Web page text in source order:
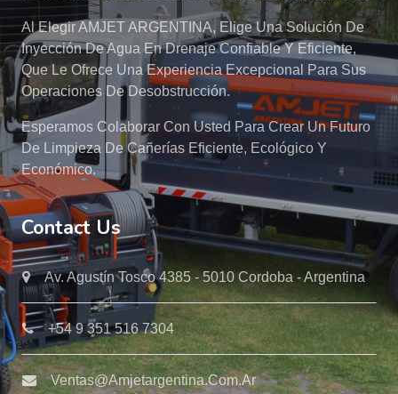
Al Elegir AMJET ARGENTINA, Elige Una Solución De
Inyección De Agua En Drenaje Confiable Y Eficiente,
Que Le Ofrece Una Experiencia Excepcional Para Sus
Operaciones De Desobstrucción.
Esperamos Colaborar Con Usted Para Crear Un Futuro
De Limpieza De Cañerías Eficiente, Ecológico Y
Económico.
Contact Us
Av. Agustín Tosco 4385 - 5010 Cordoba - Argentina
+54 9 351 516 7304
Ventas@amjetargentina.com.ar